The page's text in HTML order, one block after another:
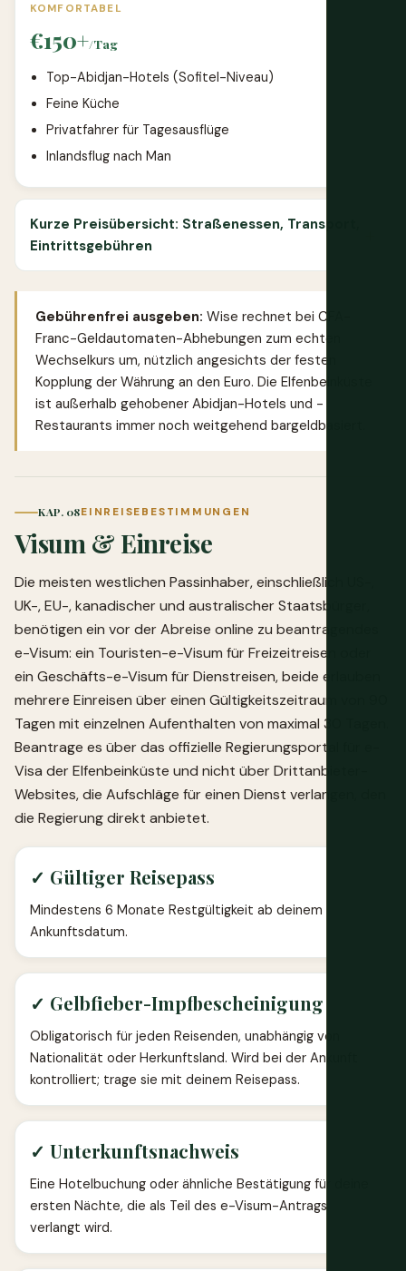
KOMFORTABEL
€150+/Tag
Top-Abidjan-Hotels (Sofitel-Niveau)
Feine Küche
Privatfahrer für Tagesausflüge
Inlandsflug nach Man
Kurze Preisübersicht: Straßenessen, Transport,
Eintrittsgebühren
Gebührenfrei ausgeben: Wise rechnet bei CFA-
Franc-Geldautomaten-Abhebungen zum echten
Wechselkurs um, nützlich angesichts der festen
Kopplung der Währung an den Euro. Die Elfenbeinküste
ist außerhalb gehobener Abidjan-Hotels und -
Restaurants immer noch weitgehend bargeldbasiert.
KAP. 08EINREISEBESTIMMUNGEN
Visum & Einreise
Die meisten westlichen Passinhaber, einschließlich US-,
UK-, EU-, kanadischer und australischer Staatsbürger,
benötigen ein vor der Abreise online zu beantragendes
e-Visum: ein Touristen-e-Visum für Freizeitreisen oder
ein Geschäfts-e-Visum für Dienstreisen, beide erlauben
mehrere Einreisen über einen Gültigkeitszeitraum von 90
Tagen mit einzelnen Aufenthalten von maximal 30 Tagen.
Beantrage es über das offizielle Regierungsportal für e-
Visa der Elfenbeinküste und nicht über Drittanbieter-
Websites, die Aufschläge für einen Dienst verlangen, den
die Regierung direkt anbietet.
✓ Gültiger Reisepass
Mindestens 6 Monate Restgültigkeit ab deinem
Ankunftsdatum.
✓ Gelbfieber-Impfbescheinigung
Obligatorisch für jeden Reisenden, unabhängig von
Nationalität oder Herkunftsland. Wird bei der Ankunft
kontrolliert; trage sie mit deinem Reisepass.
✓ Unterkunftsnachweis
Eine Hotelbuchung oder ähnliche Bestätigung für deine
ersten Nächte, die als Teil des e-Visum-Antrags
verlangt wird.